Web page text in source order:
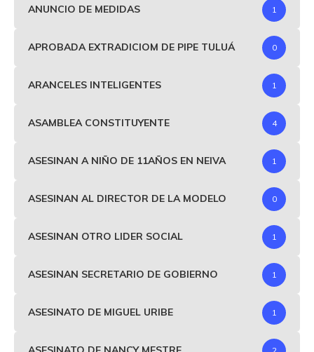
ANUNCIO DE MEDIDAS 1
APROBADA EXTRADICIOM DE PIPE TULUÁ 0
ARANCELES INTELIGENTES 1
ASAMBLEA CONSTITUYENTE 4
ASESINAN A NIÑO DE 11AÑOS EN NEIVA 1
ASESINAN AL DIRECTOR DE LA MODELO 0
ASESINAN OTRO LIDER SOCIAL 1
ASESINAN SECRETARIO DE GOBIERNO 1
ASESINATO DE MIGUEL URIBE 1